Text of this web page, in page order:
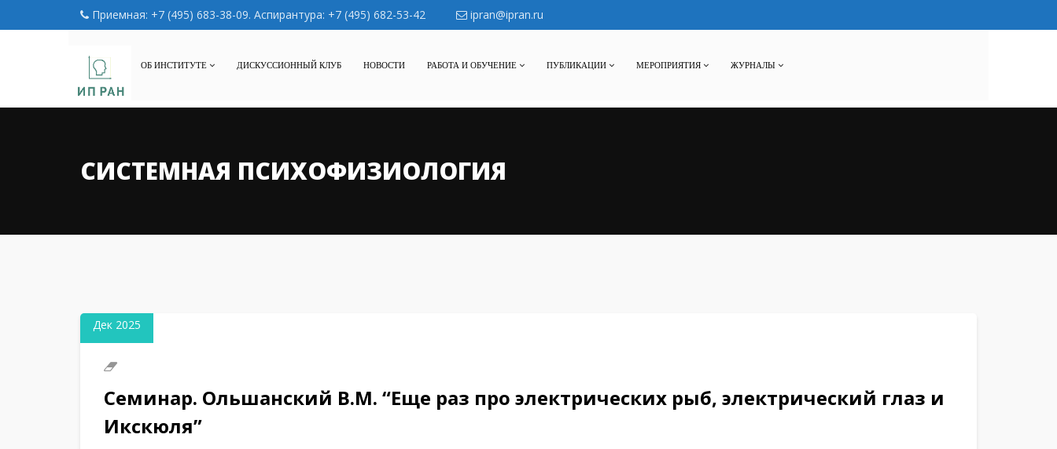
Приемная: +7 (495) 683-38-09. Аспирантура: +7 (495) 682-53-42 ipran@ipran.ru
ОБ ИНСТИТУТЕ ДИСКУССИОННЫЙ КЛУБ НОВОСТИ РАБОТА И ОБУЧЕНИЕ ПУБЛИКАЦИИ МЕРОПРИЯТИЯ ЖУРНАЛЫ
СИСТЕМНАЯ ПСИХОФИЗИОЛОГИЯ
Дек 2025
Семинар. Ольшанский В.М. “Еще раз про электрических рыб, электрический глаз и
Икскюля”